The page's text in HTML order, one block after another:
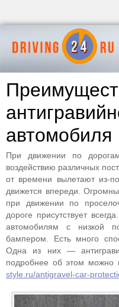
автомобиля
При движении по дорогам
воздействию различных
от времени вылетают из-
движется впереди.
при движении по
дороге присутствует
автомобилям с низкой
бампером. Есть много
Одна из них —
подробнее об этом можно
style.ru/antigravel-car-